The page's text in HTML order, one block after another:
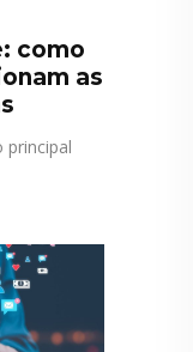
como
as
principal